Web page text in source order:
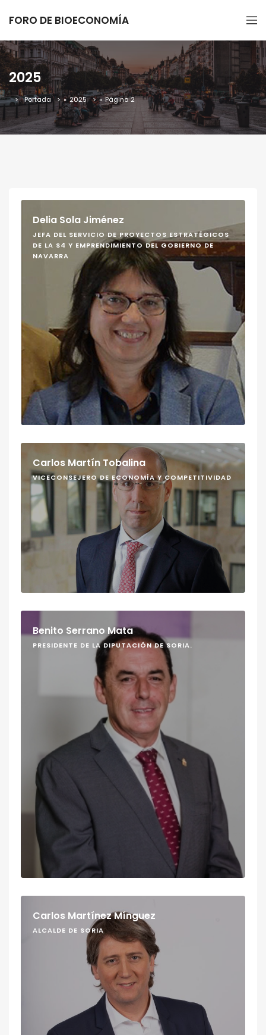
FORO DE BIOECONOMÍA
2025
Portada » 2025 » Página 2
Delia Sola Jiménez
JEFA DEL SERVICIO DE PROYECTOS ESTRATÉGICOS
DE LA S4 Y EMPRENDIMIENTO DEL GOBIERNO DE
NAVARRA
Carlos Martín Tobalina
VICECONSEJERO DE ECONOMÍA Y COMPETITIVIDAD
Benito Serrano Mata
PRESIDENTE DE LA DIPUTACIÓN DE SORIA.
Carlos Martínez Mínguez
ALCALDE DE SORIA